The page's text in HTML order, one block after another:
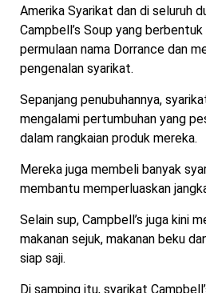
Amerika Syarikat dan di seluruh
Campbell’s Soup yang berbentuk
permulaan nama Dorrance dan
pengenalan syarikat.
Sepanjang penubuhannya,
mengalami pertumbuhan yang
dalam rangkaian produk mereka.
Mereka juga membeli banyak
membantu memperluaskan
Selain sup, Campbell’s juga kini
makanan sejuk, makanan beku
siap saji.
Di samping itu, syarikat